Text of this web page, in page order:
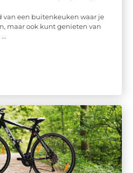
van een buitenkeuken waar je
maar ook kunt genieten van